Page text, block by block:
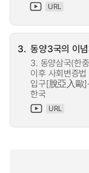
URL
3. 동양3국의 이
3. 동양삼국(한
이후 사회변증
입구[脫亞入歐
한국
URL